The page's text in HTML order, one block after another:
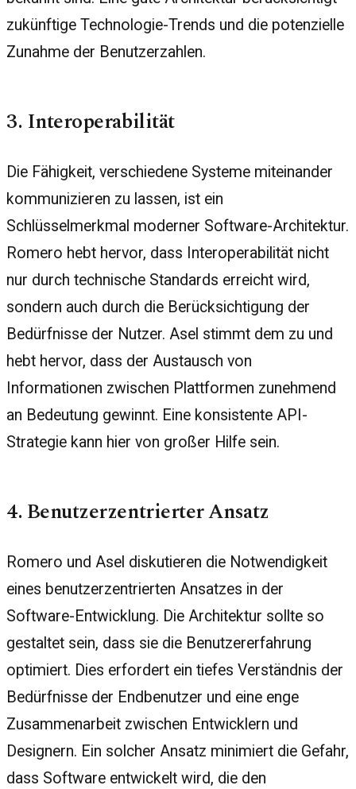
zukünftige Technologie-Trends und die potenzielle
Zunahme der Benutzerzahlen.
3. Interoperabilität
Die Fähigkeit, verschiedene Systeme miteinander
kommunizieren zu lassen, ist ein
Schlüsselmerkmal moderner Software-Architektur.
Romero hebt hervor, dass Interoperabilität nicht
nur durch technische Standards erreicht wird,
sondern auch durch die Berücksichtigung der
Bedürfnisse der Nutzer. Asel stimmt dem zu und
hebt hervor, dass der Austausch von
Informationen zwischen Plattformen zunehmend
an Bedeutung gewinnt. Eine konsistente API-
Strategie kann hier von großer Hilfe sein.
4. Benutzerzentrierter Ansatz
Romero und Asel diskutieren die Notwendigkeit
eines benutzerzentrierten Ansatzes in der
Software-Entwicklung. Die Architektur sollte so
gestaltet sein, dass sie die Benutzererfahrung
optimiert. Dies erfordert ein tiefes Verständnis der
Bedürfnisse der Endbenutzer und eine enge
Zusammenarbeit zwischen Entwicklern und
Designern. Ein solcher Ansatz minimiert die Gefahr,
dass Software entwickelt wird, die den